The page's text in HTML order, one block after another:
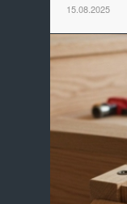
15.08.2025